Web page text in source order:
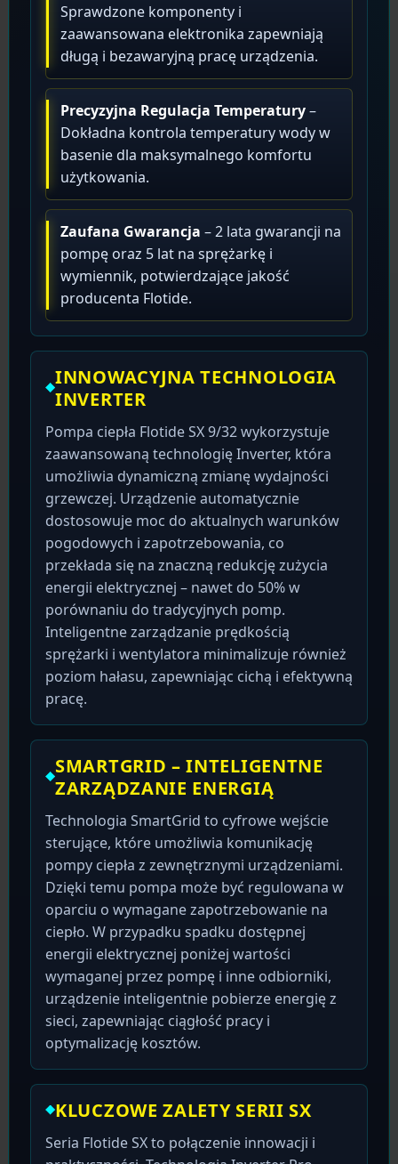
Sprawdzone komponenty i
zaawansowana elektronika zapewniają
długą i bezawaryjną pracę urządzenia.
Precyzyjna Regulacja Temperatury–
Dokładna kontrola temperatury wody w
basenie dla maksymalnego komfortu
użytkowania.
Zaufana Gwarancja – 2 lata gwarancji na
pompę oraz 5 lat na sprężarkę i
wymiennik, potwierdzające jakość
producenta Flotide.
INNOWACYJNA TECHNOLOGIA
INVERTER
Pompa ciepła Flotide SX 9/32 wykorzystuje
zaawansowaną technologię Inverter, która
umożliwia dynamiczną zmianę wydajności
grzewczej. Urządzenie automatycznie
dostosowuje moc do aktualnych warunków
pogodowych i zapotrzebowania, co
przekłada się na znaczną redukcję zużycia
energii elektrycznej – nawet do 50% w
porównaniu do tradycyjnych pomp.
Inteligentne zarządzanie prędkością
sprężarki i wentylatora minimalizuje również
poziom hałasu, zapewniając cichą i efektywną
pracę.
SMARTGRID – INTELIGENTNE
ZARZĄDZANIE ENERGIĄ
Technologia SmartGrid to cyfrowe wejście
sterujące, które umożliwia komunikację
pompy ciepła z zewnętrznymi urządzeniami.
Dzięki temu pompa może być regulowana w
oparciu o wymagane zapotrzebowanie na
ciepło. W przypadku spadku dostępnej
energii elektrycznej poniżej wartości
wymaganej przez pompę i inne odbiorniki,
urządzenie inteligentnie pobierze energię z
sieci, zapewniając ciągłość pracy i
optymalizację kosztów.
KLUCZOWE ZALETY SERII SX
Seria Flotide SX to połączenie innowacji i